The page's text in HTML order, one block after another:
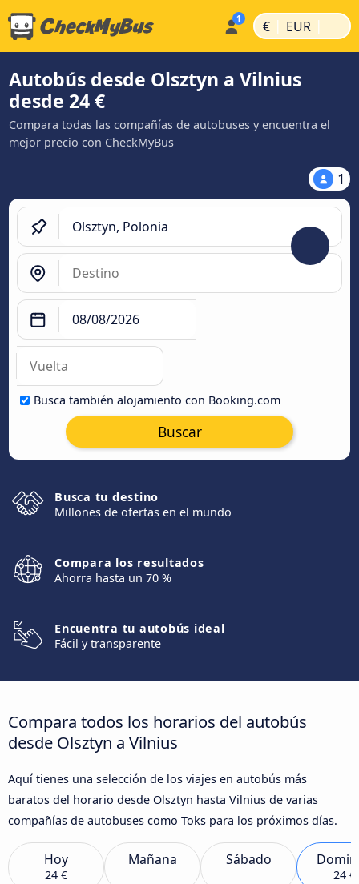
€ | EUR |
Autobús desde Olsztyn a Vilnius
desde 24 €
Compara todas las compañías de autobuses y encuentra el
mejor precio con CheckMyBus
1
Busca también alojamiento con Booking.com
Buscar
Busca tu destino
Millones de ofertas en el mundo
Compara los resultados
Ahorra hasta un 70 %
Encuentra tu autobús ideal
Fácil y transparente
Compara todos los horarios del autobús
desde Olsztyn a Vilnius
Aquí tienes una selección de los viajes en autobús más
baratos del horario desde Olsztyn hasta Vilnius de varias
compañías de autobuses como Toks para los próximos días.
Hoy
24 €
Mañana Sábado
24 €